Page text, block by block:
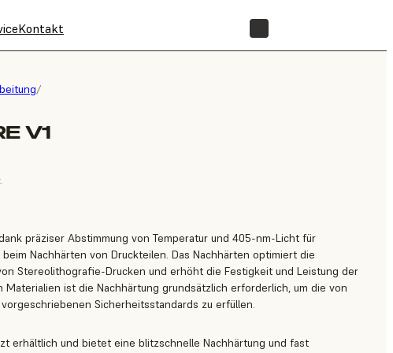
Kontakt
/
V1
präziser Abstimmung von Temperatur und 405-nm-Licht für
Nachhärten von Druckteilen. Das Nachhärten optimiert die
Stereolithografie-Drucken und erhöht die Festigkeit und Leistung der
Materialien ist die Nachhärtung grundsätzlich erforderlich, um die von
Sicherheitsstandards zu erfüllen.
erhältlich und bietet eine blitzschnelle Nachhärtung und fast